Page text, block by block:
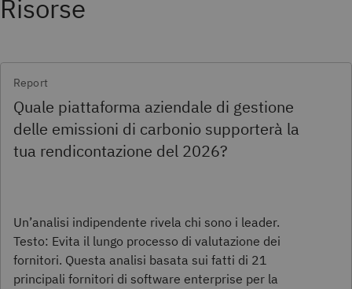
Risorse
Report
Quale piattaforma aziendale di gestione
delle emissioni di carbonio supporterà la
tua rendicontazione del 2026?
Un’analisi indipendente rivela chi sono i leader.
Testo: Evita il lungo processo di valutazione dei
fornitori. Questa analisi basata sui fatti di 21
principali fornitori di software enterprise per la